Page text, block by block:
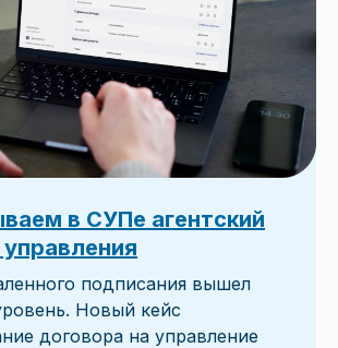
в СУПе агентский
подписания вышел
Новый кейс
договора на управление